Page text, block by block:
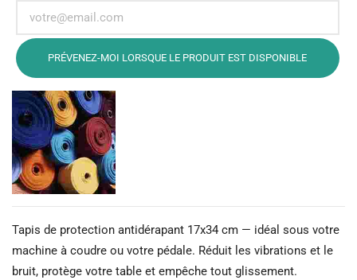
PRÉVENEZ-MOI LORSQUE LE PRODUIT EST DISPONIBLE
Tapis de protection antidérapant 17x34 cm — idéal sous votre
machine à coudre ou votre pédale. Réduit les vibrations et le
bruit, protège votre table et empêche tout glissement.